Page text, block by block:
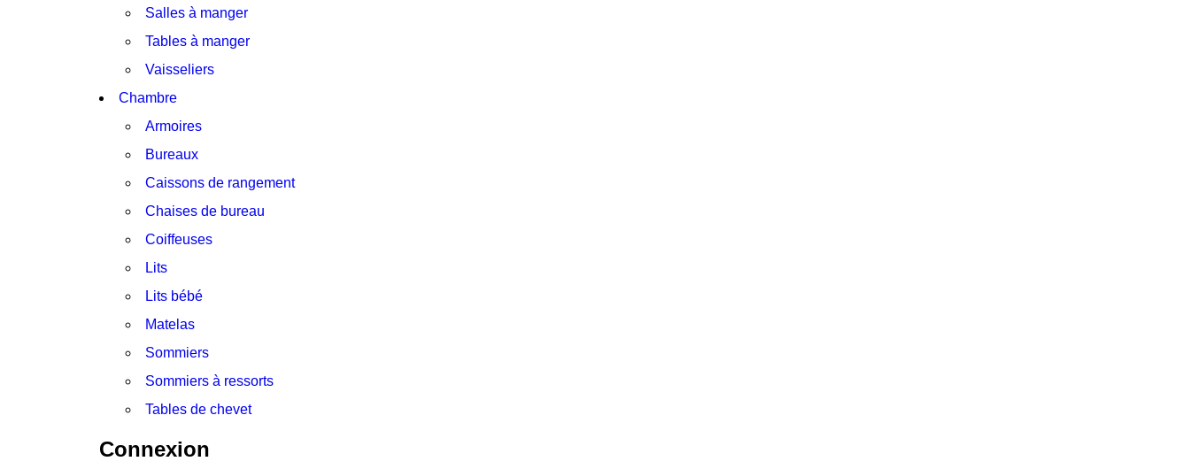
Salles à manger
Tables à manger
Vaisseliers
Chambre
Armoires
Bureaux
Caissons de rangement
Chaises de bureau
Coiffeuses
Lits
Lits bébé
Matelas
Sommiers
Sommiers à ressorts
Tables de chevet
Connexion